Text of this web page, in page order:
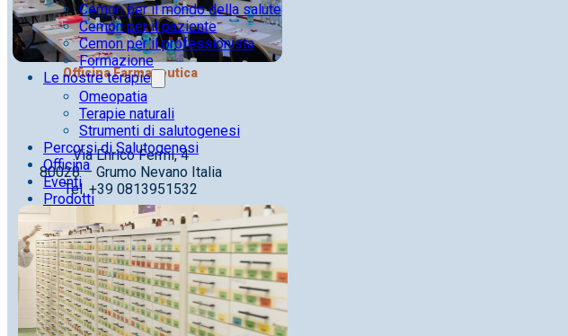
Cemon per il mondo della salute
Cemon per il paziente
Cemon per il professionista
Formazione
Le nostre terapie
Omeopatia
Terapie naturali
Strumenti di salutogenesi
Percorsi di Salutogenesi
Officina
Eventi
Prodotti
Officina Farmaceutica
Via Enrico Fermi, 4
80028 – Grumo Nevano Italia
Tel. +39 0813951532